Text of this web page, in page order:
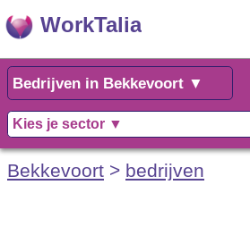
WorkTalia
Bekkevoort > bedrijven